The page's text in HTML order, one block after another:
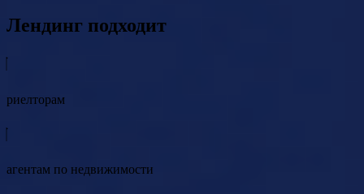
Лендинг подходит
риелторам
агентам по недвижимости